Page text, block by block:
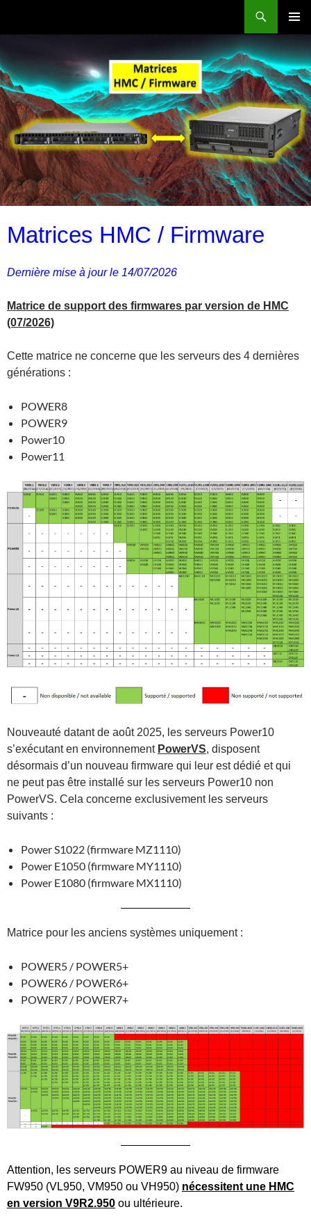
Matrices HMC / Firmware
Dernière mise à jour le 14/07/2026
Matrice de support des firmwares par version de HMC
(07/2026)
Cette matrice ne concerne que les serveurs des 4 dernières
générations :
POWER8
POWER9
Power10
Power11
Nouveauté datant de août 2025, les serveurs Power10
s’exécutant en environnement PowerVS, disposent
désormais d’un nouveau firmware qui leur est dédié et qui
ne peut pas être installé sur les serveurs Power10 non
PowerVS. Cela concerne exclusivement les serveurs
suivants :
Power S1022 (firmware MZ1110)
Power E1050 (firmware MY1110)
Power E1080 (firmware MX1110)
Matrice pour les anciens systèmes uniquement :
POWER5 / POWER5+
POWER6 / POWER6+
POWER7 / POWER7+
Attention, les serveurs POWER9 au niveau de firmware
FW950 (VL950, VM950 ou VH950) nécessitent une HMC
en version V9R2.950 ou ultérieure.